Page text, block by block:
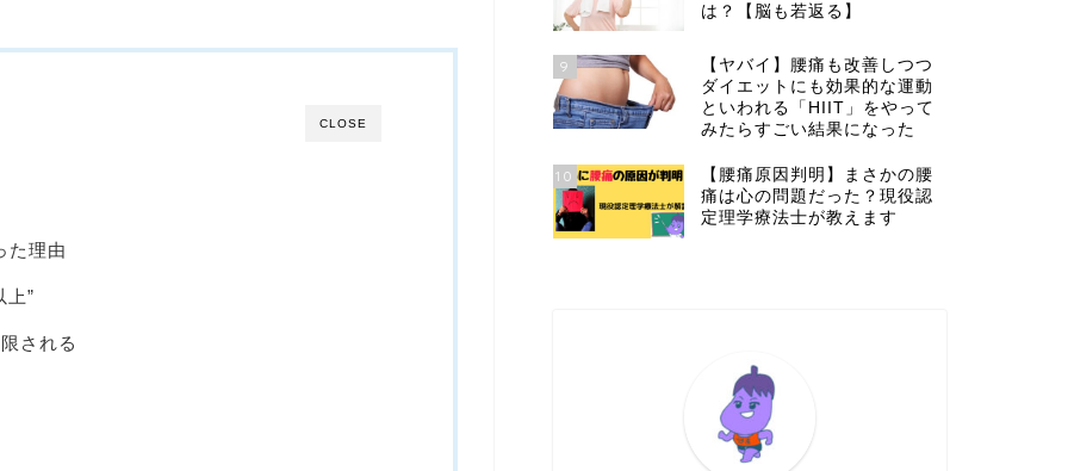
CLOSE
た理由
上”
される
は？【脳も若返る】
9
【ヤバイ】腰痛も改善しつつ
ダイエットにも効果的な運動
といわれる「HIIT」をやって
みたらすごい結果になった
10
【腰痛原因判明】まさかの腰
痛は心の問題だった？現役認
定理学療法士が教えます